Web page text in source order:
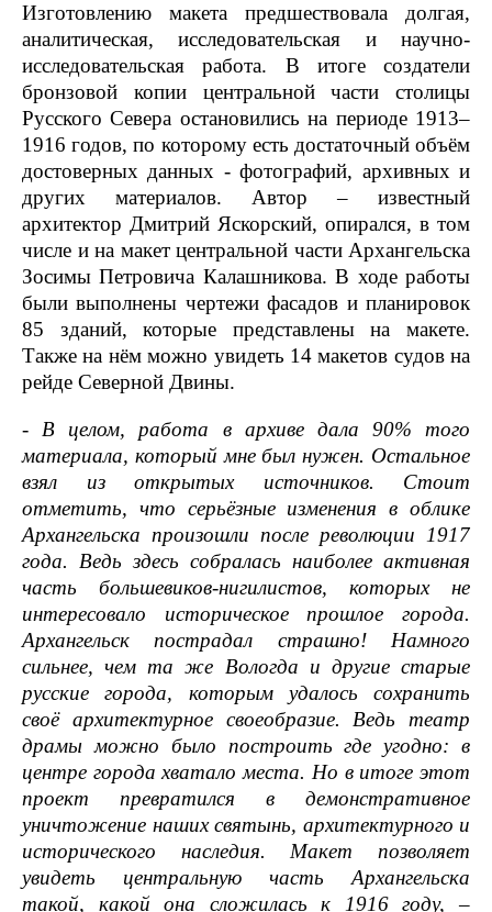
Изготовлению макета предшествовала долгая,
аналитическая, исследовательская и научно-
исследовательская работа. В итоге создатели
бронзовой копии центральной части столицы
Русского Севера остановились на периоде 1913–
1916 годов, по которому есть достаточный объём
достоверных данных - фотографий, архивных и
других материалов. Автор – известный
архитектор Дмитрий Яскорский, опирался, в том
числе и на макет центральной части Архангельска
Зосимы Петровича Калашникова. В ходе работы
были выполнены чертежи фасадов и планировок
85 зданий, которые представлены на макете.
Также на нём можно увидеть 14 макетов судов на
рейде Северной Двины.
- В целом, работа в архиве дала 90% того
материала, который мне был нужен. Остальное
взял из открытых источников. Стоит
отметить, что серьёзные изменения в облике
Архангельска произошли после революции 1917
года. Ведь здесь собралась наиболее активная
часть большевиков-нигилистов, которых не
интересовало историческое прошлое города.
Архангельск пострадал страшно! Намного
сильнее, чем та же Вологда и другие старые
русские города, которым удалось сохранить
своё архитектурное своеобразие. Ведь театр
драмы можно было построить где угодно: в
центре города хватало места. Но в итоге этот
проект превратился в демонстративное
уничтожение наших святынь, архитектурного и
исторического наследия. Макет позволяет
увидеть центральную часть Архангельска
такой, какой она сложилась к 1916 году, –